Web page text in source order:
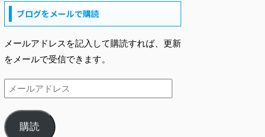
ブログをメールで購読
メールアドレスを記入して購読すれば、更新
をメールで受信できます。
購読